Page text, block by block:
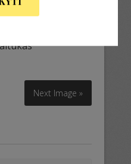
Next Image »